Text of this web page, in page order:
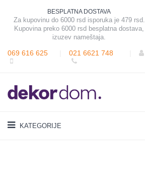
BESPLATNA DOSTAVA
Za kupovinu do 6000 rsd isporuka je 479 rsd.
Kupovina preko 6000 rsd besplatna dostava,
izuzev nameštaja.
069 616 625 021 6621 748
KATEGORIJE